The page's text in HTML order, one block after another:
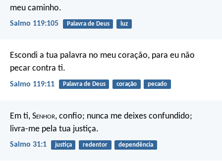
meu caminho.
Salmo 119:105 Palavra de Deus luz
Escondi a tua palavra no meu coração, para eu não
pecar contra ti.
Salmo 119:11 Palavra de Deus coração pecado
Em ti, Senhor, confio; nunca me deixes confundido;
livra-me pela tua justiça.
Salmo 31:1 justiça redentor dependência